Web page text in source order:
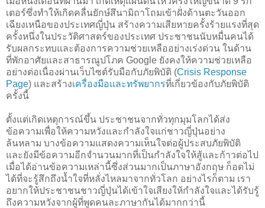
เตอร์ซึ่งทำให้เกิดคลื่นยักษ์สึนามิถาโถมเข้าฝั่งด้านตะวันออก
เฉียงเหนือของประเทศญี่ปุ่น สร้างความเสียหายครั้งร้ายแรงที่สุด
ครั้งหนึ่งในประวัติศาสตร์ของประเทศ ประชาชนนับหมื่นคนได้
รับผลกระทบและต้องการความช่วยเหลืออย่างเร่งด่วน ในด้าน
ที่พักอาศัยและสาธารณูปโภค Google ยังคงให้ความช่วยเหลือ
อย่างต่อเนื่องผ่านเว็บไซต์รับมือกับภัยพิบัติ (Crisis Response
Page) และสร้างเครื่องมือและทรัพยากรที่เกี่ยวข้องกับภัยพิบัติ
ครั้งนี้
ตั้งแต่เกิดเหตุการณ์ขึ้น ประชาชนจากทั่วทุกมุมโลกได้ส่ง
ข้อความเพื่อให้ความหวังและกำลังใจแก่ชาวญี่ปุ่นอย่าง
ล้นหลาม บางข้อความแสดงความเห็นใจต่อผู้ประสบภัยพิบัติ
และยังมีข้อความอีกจำนวนมากที่เป็นกำลังใจให้สู้และก้าวต่อไป
เมื่อได้อ่านข้อความเหล่านี้ซึ่งส่วนมากเป็นภาษาอังกฤษ ก็อดไม่
ได้ที่จะรู้สึกถึงน้ำใจที่หลั่งไหลมาจากทั่วโลก อย่างไรก็ตาม เรา
อยากให้ประชาชนชาวญี่ปุ่นได้เข้าใจเสียงให้กำลังใจและได้รับรู้
ถึงความหวังจากผู้ที่พูดคนละภาษากันได้มากกว่านี้